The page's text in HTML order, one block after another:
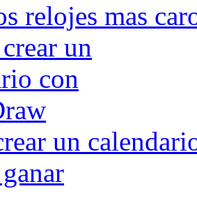
relojes mas
un